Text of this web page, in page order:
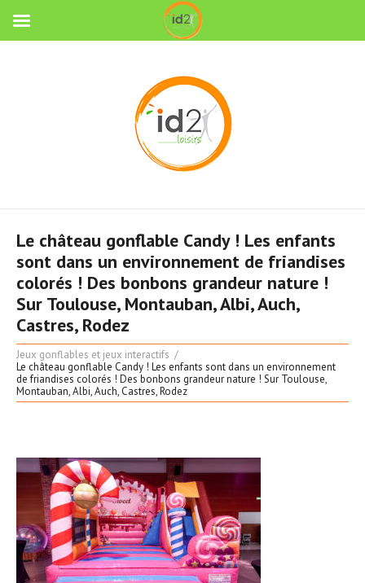
Le château gonflable Candy ! Les enfants
sont dans un environnement de friandises
colorés ! Des bonbons grandeur nature !
Sur Toulouse, Montauban, Albi, Auch,
Castres, Rodez
Jeux gonflables et jeux interactifs
Le château gonflable Candy ! Les enfants sont dans un environnement
de friandises colorés ! Des bonbons grandeur nature ! Sur Toulouse,
Montauban, Albi, Auch, Castres, Rodez